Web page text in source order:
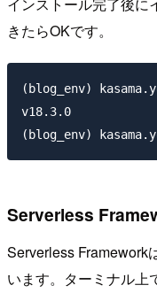
きたらOKです。
(blog_env)
v18.3.0
Serverless
Serverless Framework
います。ターミナル上